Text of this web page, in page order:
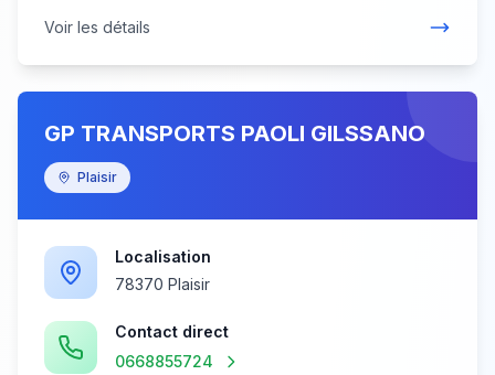
Voir les détails
GP TRANSPORTS PAOLI GILSSANO
Plaisir
Localisation
78370 Plaisir
Contact direct
0668855724